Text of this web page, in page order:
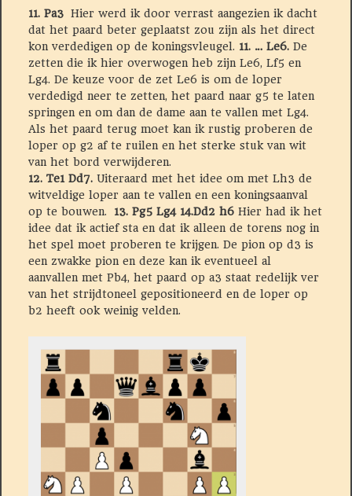
11. Pa3 Hier werd ik door verrast aangezien ik dacht
dat het paard beter geplaatst zou zijn als het direct
kon verdedigen op de koningsvleugel. 11. … Le6. De
zetten die ik hier overwogen heb zijn Le6, Lf5 en
Lg4. De keuze voor de zet Le6 is om de loper
verdedigd neer te zetten, het paard naar g5 te laten
springen en om dan de dame aan te vallen met Lg4.
Als het paard terug moet kan ik rustig proberen de
loper op g2 af te ruilen en het sterke stuk van wit
van het bord verwijderen.
12. Te1 Dd7. Uiteraard met het idee om met Lh3 de
witveldige loper aan te vallen en een koningsaanval
op te bouwen. 13. Pg5 Lg4 14.Dd2 h6Hier had ik het
idee dat ik actief sta en dat ik alleen de torens nog in
het spel moet proberen te krijgen. De pion op d3 is
een zwakke pion en deze kan ik eventueel al
aanvallen met Pb4, het paard op a3 staat redelijk ver
van het strijdtoneel gepositioneerd en de loper op
b2 heeft ook weinig velden.